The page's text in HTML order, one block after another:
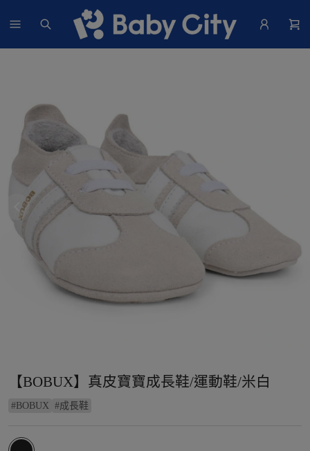
【BOBUX】真皮寶寶成長鞋/運動鞋/米白
# BOBUX #成長鞋